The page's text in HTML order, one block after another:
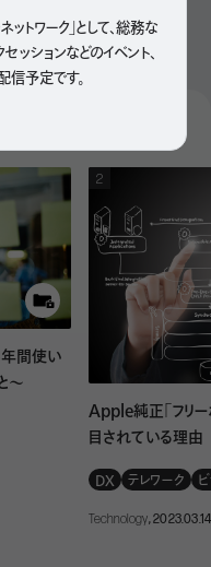
トワーク」として、総務な
ッションなどのイベント、
信予定です。
こでは一般的にひとつ
定義します。
言で表すなら、「追
れている場合、アラー
度を整え、最低限の準
も気持ちはすでに業務
を覚え、朝一番の会
うに、1日の主導権
年間使い
～
Apple純正「フリー
目されている理由
DX テレワーク
Technology, 2023.03.14